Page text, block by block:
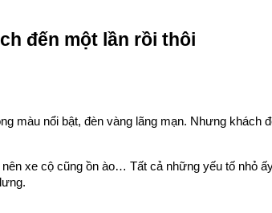
đến một lần rồi thôi
nổi bật, đèn vàng lãng mạn. Nhưng khách
xe cộ cũng ồn ào… Tất cả những yếu tố nhỏ